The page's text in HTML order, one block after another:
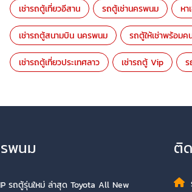
เช่ารถตู้เที่ยวอีสาน รถตู้เช่านครพนม หา
เช่ารถตู้สนามบิน นครพนม รถตู้ให้เช่าพร้อมค
เช่ารถตู้เที่ยวประเทศลาว เช่ารถตู้ Vip
พนม
รถตู้รุ่นใหม่ ล่าสุด Toyota All New
ติ